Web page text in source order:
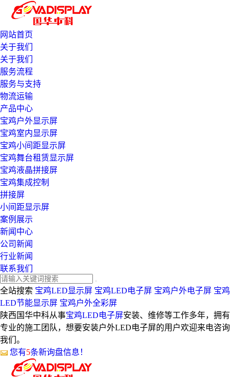
网站首页
关于我们
关于我们
服务流程
服务与支持
物流运输
产品中心
宝鸡户外显示屏
宝鸡室内显示屏
宝鸡小间距显示屏
宝鸡舞台租赁显示屏
宝鸡液晶拼接屏
宝鸡集成控制
拼接屏
小间距显示屏
案例展示
新闻中心
公司新闻
行业新闻
联系我们
全站搜索 宝鸡LED显示屏 宝鸡LED电子屏 宝鸡户外电子屏 宝鸡
LED节能显示屏 宝鸡户外全彩屏
陕西国华中科从事宝鸡LED电子屏安装、维修等工作多年，拥有
专业的施工团队，想要安装户外LED电子屏的用户欢迎来电咨询
我们。
您有5条新询盘信息！